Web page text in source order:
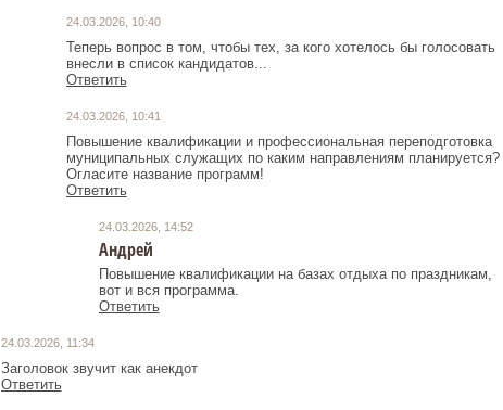
24.03.2026, 10:40
Теперь вопрос в том, чтобы тех, за кого хотелось бы голосовать
внесли в список кандидатов...
Ответить
24.03.2026, 10:41
Повышение квалификации и профессиональная переподготовка
муниципальных служащих по каким направлениям планируется?
Огласите название программ!
Ответить
24.03.2026, 14:52
Андрей
Повышение квалификации на базах отдыха по праздникам,
вот и вся программа.
Ответить
24.03.2026, 11:34
Заголовок звучит как анекдот
Ответить